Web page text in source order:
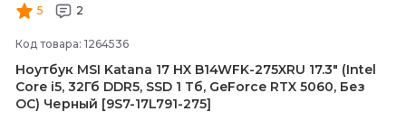
5 2
Код товара: 1264536
Ноутбук MSI Katana 17 HX B14WFK-275XRU 17.3" (Intel
Core i5, 32Гб DDR5, SSD 1 Тб, GeForce RTX 5060, Без
ОС) Черный [9S7-17L791-275]